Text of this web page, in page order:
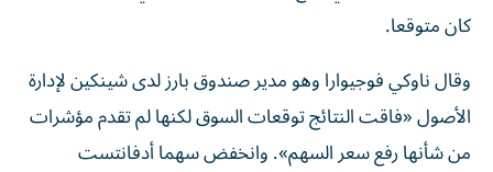
كان متوقعا.
وقال ناوكي فوجيوارا ​وهو مدير صندوق بارز لدى شينكين لإدارة
الأصول «فاقت النتائج ‌توقعات السوق لكنها لم تقدم مؤشرات
من شأنها رفع سعر السهم». وانخفض سهما أدفانتست